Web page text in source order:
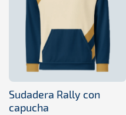
Sudadera Rally con
capucha